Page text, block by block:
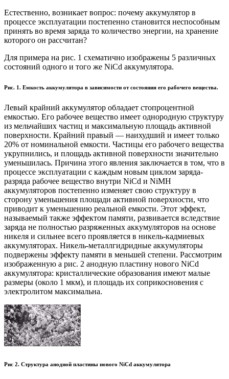
Естественно, возникает вопрос: почему аккумулятор в
процессе эксплуатации постепенно становится неспособным
принять во время заряда то количество энергии, на хранение
которого он рассчитан?
Для примера на рис. 1 схематично изображены 5 различных
состояний одного и того же NiCd аккумулятора.
Рис. 1. Емкость аккумулятора в зависимости от состояния его рабочего вещества.
Левый крайний аккумулятор обладает стопроцентной
емкостью. Его рабочее вещество имеет однородную структуру
из мельчайших частиц и максимальную площадь активной
поверхности. Крайний правый — наихудший и имеет только
20% от номинальной емкости. Частицы его рабочего вещества
укрупнились, и площадь активной поверхности значительно
уменьшилась. Причина этого явления заключается в том, что в
процессе эксплуатации с каждым новым циклом заряда-
разряда рабочее вещество внутри NiCd и NiMH
аккумуляторов постепенно изменяет свою структуру в
сторону уменьшения площади активной поверхности, что
приводит к уменьшению реальной емкости. Этот эффект,
называемый также эффектом памяти, развивается вследствие
заряда не полностью разряженных аккумуляторов на основе
никеля и сильнее всего проявляется в никель-кадмиевых
аккумуляторах. Никель-металлгидридные аккумуляторы
подвержены эффекту памяти в меньшей степени. Рассмотрим
изображенную а рис. 2 анодную пластину нового NiCd
аккумулятора: кристаллические образования имеют малые
размеры (около 1 мкм), и площадь их соприкосновения с
электролитом максимальна.
Рис 2. Структура анодной пластины нового NiCd аккумулятора